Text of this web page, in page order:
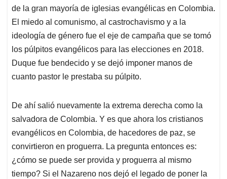
de la gran mayoría de iglesias evangélicas en Colombia.
El miedo al comunismo, al castrochavismo y a la
ideología de género fue el eje de campaña que se tomó
los púlpitos evangélicos para las elecciones en 2018.
Duque fue bendecido y se dejó imponer manos de
cuanto pastor le prestaba su púlpito.
De ahí salió nuevamente la extrema derecha como la
salvadora de Colombia. Y es que ahora los cristianos
evangélicos en Colombia, de hacedores de paz, se
convirtieron en proguerra. La pregunta entonces es:
¿cómo se puede ser provida y proguerra al mismo
tiempo? Si el Nazareno nos dejó el legado de poner la